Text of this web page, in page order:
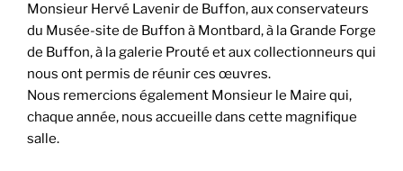
Monsieur Hervé Lavenir de Buffon, aux conservateurs
du Musée-site de Buffon à Montbard, à la Grande Forge
de Buffon, à la galerie Prouté et aux collectionneurs qui
nous ont permis de réunir ces œuvres.
Nous remercions également Monsieur le Maire qui,
chaque année, nous accueille dans cette magnifique
salle.